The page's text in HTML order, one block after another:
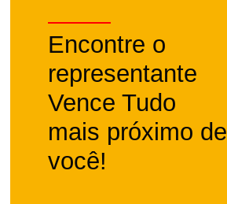
Encontre o
representante
Vence Tudo
mais próximo de
você!